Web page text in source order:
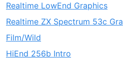
Realtime LowEnd Graphics
Realtime ZX Spectrum 53c
Film/Wild
HiEnd 256b Intro